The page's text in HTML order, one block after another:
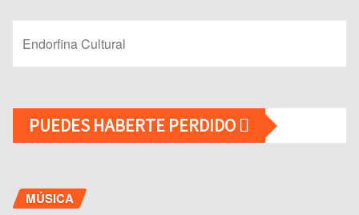
Endorfina Cultural
PUEDES HABERTE PERDIDO
MÚSICA